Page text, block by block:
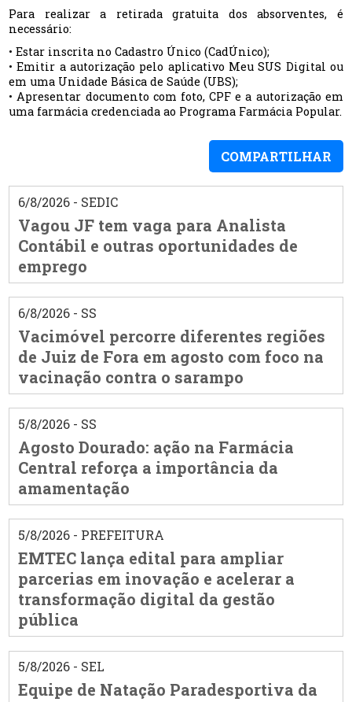
Para realizar a retirada gratuita dos absorventes, é
necessário:
• Estar inscrita no Cadastro Único (CadÚnico);
• Emitir a autorização pelo aplicativo Meu SUS Digital ou
em uma Unidade Básica de Saúde (UBS);
• Apresentar documento com foto, CPF e a autorização em
uma farmácia credenciada ao Programa Farmácia Popular.
COMPARTILHAR
6/8/2026 - SEDIC
Vagou JF tem vaga para Analista
Contábil e outras oportunidades de
emprego
6/8/2026 - SS
Vacimóvel percorre diferentes regiões
de Juiz de Fora em agosto com foco na
vacinação contra o sarampo
5/8/2026 - SS
Agosto Dourado: ação na Farmácia
Central reforça a importância da
amamentação
5/8/2026 - PREFEITURA
EMTEC lança edital para ampliar
parcerias em inovação e acelerar a
transformação digital da gestão
pública
5/8/2026 - SEL
Equipe de Natação Paradesportiva da